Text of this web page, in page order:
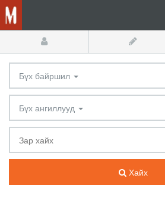
Бүх байршил
Бүх ангиллууд
Хайх